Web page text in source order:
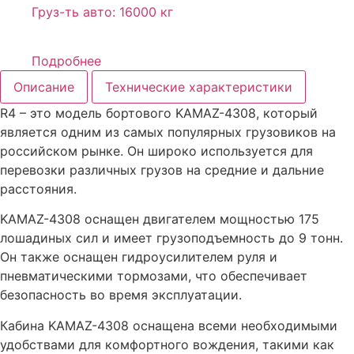
Груз-ть авто: 16000 кг
Подробнее
Описание
Технические характеристики
R4 – это модель бортового KAMAZ-4308, который
является одним из самых популярных грузовиков на
российском рынке. Он широко используется для
перевозки различных грузов на средние и дальние
расстояния.
KAMAZ-4308 оснащен двигателем мощностью 175
лошадиных сил и имеет грузоподъемность до 9 тонн.
Он также оснащен гидроусилителем руля и
пневматическими тормозами, что обеспечивает
безопасность во время эксплуатации.
Кабина KAMAZ-4308 оснащена всеми необходимыми
удобствами для комфортного вождения, такими как